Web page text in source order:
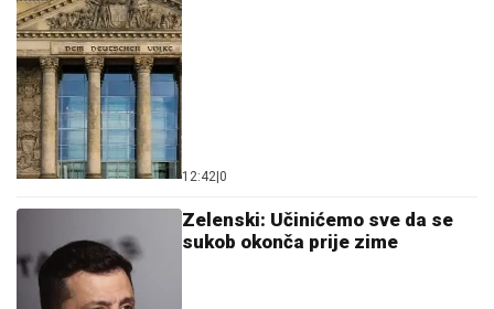
12:42|0
Zelenski: Učinićemo sve da se
sukob okonča prije zime